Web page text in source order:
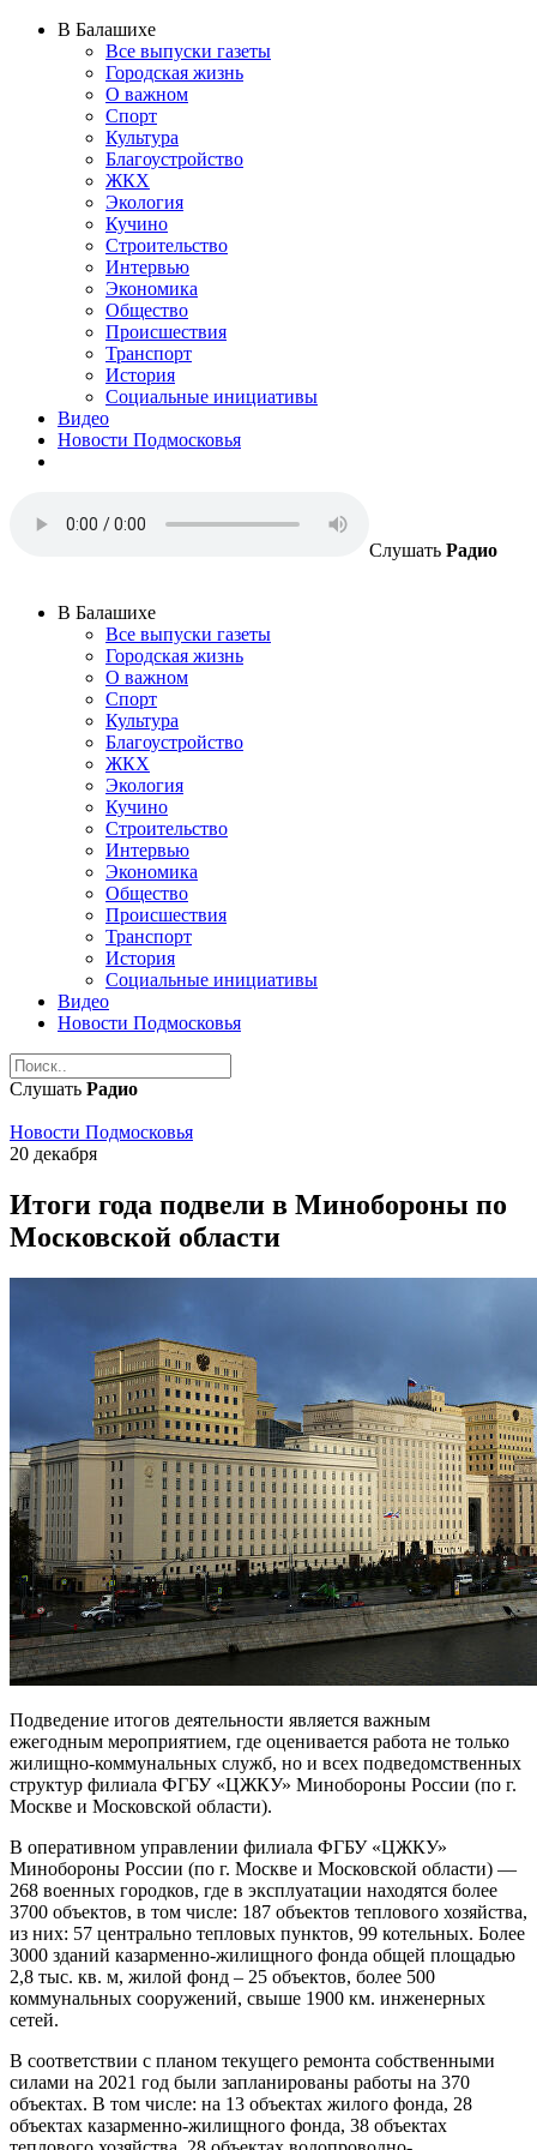
В Балашихе
Все выпуски газеты
Городская жизнь
О важном
Спорт
Культура
Благоустройство
ЖКХ
Экология
Кучино
Строительство
Интервью
Экономика
Общество
Происшествия
Транспорт
История
Социальные инициативы
Видео
Новости Подмосковья
Слушать Радио
В Балашихе
Все выпуски газеты
Городская жизнь
О важном
Спорт
Культура
Благоустройство
ЖКХ
Экология
Кучино
Строительство
Интервью
Экономика
Общество
Происшествия
Транспорт
История
Социальные инициативы
Видео
Новости Подмосковья
Слушать Радио
Новости Подмосковья
20 декабря
Итоги года подвели в Минобороны по
Московской области
Подведение итогов деятельности является важным
ежегодным мероприятием, где оценивается работа не только
жилищно-коммунальных служб, но и всех подведомственных
структур филиала ФГБУ «ЦЖКУ» Минобороны России (по г.
Москве и Московской области).
В оперативном управлении филиала ФГБУ «ЦЖКУ»
Минобороны России (по г. Москве и Московской области) —
268 военных городков, где в эксплуатации находятся более
3700 объектов, в том числе: 187 объектов теплового хозяйства,
из них: 57 центрально тепловых пунктов, 99 котельных. Более
3000 зданий казарменно-жилищного фонда общей площадью
2,8 тыс. кв. м, жилой фонд – 25 объектов, более 500
коммунальных сооружений, свыше 1900 км. инженерных
сетей.
В соответствии с планом текущего ремонта собственными
силами на 2021 год были запланированы работы на 370
объектах. В том числе: на 13 объектах жилого фонда, 28
объектах казарменно-жилищного фонда, 38 объектах